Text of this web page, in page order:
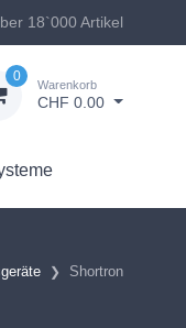
18`000 Artikel
0
Warenkorb
CHF 0.00
Shortron